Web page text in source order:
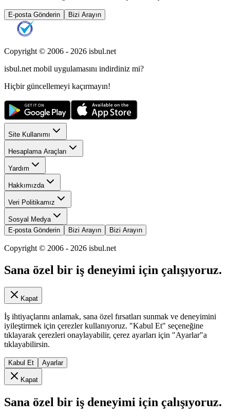
E-posta Gönderin Bizi Arayın
Copyright © 2006 - 2026 isbul.net
isbul.net mobil uygulamasını indirdiniz mi?
Hiçbir güncellemeyi kaçırmayın!
Site Kullanımı
Hesaplama Araçları
Yardım
Hakkımızda
Veri Politikamız
Sosyal Medya
E-posta Gönderin
Bizi Arayın Bizi Arayın
Copyright © 2006 - 2026 isbul.net
Sana özel bir iş deneyimi için çalışıyoruz.
Kapat
İş ihtiyaçlarını anlamak, sana özel fırsatları sunmak ve deneyimini
iyileştirmek için çerezler kullanıyoruz. "Kabul Et" seçeneğine
tıklayarak çerezleri onaylayabilir, çerez ayarları için "Ayarlar"a
tıklayabilirsin.
Kabul Et Ayarlar
Kapat
Sana özel bir iş deneyimi için çalışıyoruz.